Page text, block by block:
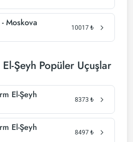
Moskova 10017 ₺
Şeyh Popüler Uçuşlar
El-Şeyh 8373 ₺
El-Şeyh 8497 ₺